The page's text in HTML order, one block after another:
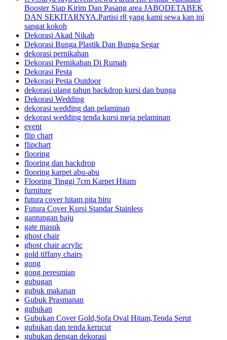
Booster Siap Kirim Dan Pasang area JABODETABEK
DAN SEKITARNYA.Partisi r8 yang kami sewa kan ini
sangat kokoh
Dekorasi Akad Nikah
Dekorasi Bunga Plastik Dan Bunga Segar
dekorasi pernikahan
Dekorasi Pernikahan Di Rumah
Dekorasi Pesta
Dekorasi Pesta Outdoor
dekorasi ulang tahun backdrop kursi dan bunga
Dekorasi Wedding
dekorasi wedding dan pelaminan
dekorasi wedding tenda kursi meja pelaminan
event
flip chart
flipchart
flooring
flooring dan backdrop
flooring karpet abu-abu
Flooring Tinggi 7cm Karpet Hitam
furniture
futura cover hitam pita biru
Futura Cover Kursi Standar Stainless
gantungan baju
gate masuk
ghost chair
ghost chair acrylic
gold tiffany chairs
gong
gong peresmian
gubugan
gubuk makanan
Gubuk Prasmanan
gubukan
Gubukan Cover Gold,Sofa Oval Hitam,Tenda Serut
gubukan dan tenda kerucut
gubukan dengan dekorasi